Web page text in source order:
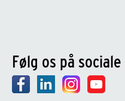
Følg os på